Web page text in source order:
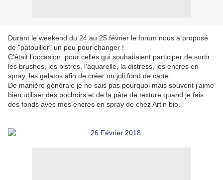
Durant le weekend du 24 au 25 février le forum nous a proposé
de "patouiller" un peu pour changer !
C'était l'occasion pour celles qui souhaitaient participer de sortir :
les brushos, les bistres, l'aquarelle, la distress, les encres en
spray, les gelatos afin de créer un joli fond de carte.
De manière générale je ne sais pas pourquoi mais souvent j'aime
bien utiliser des pochoirs et de la pâte de texture quand je fais
des fonds avec mes encres en spray de chez Art'n bio.